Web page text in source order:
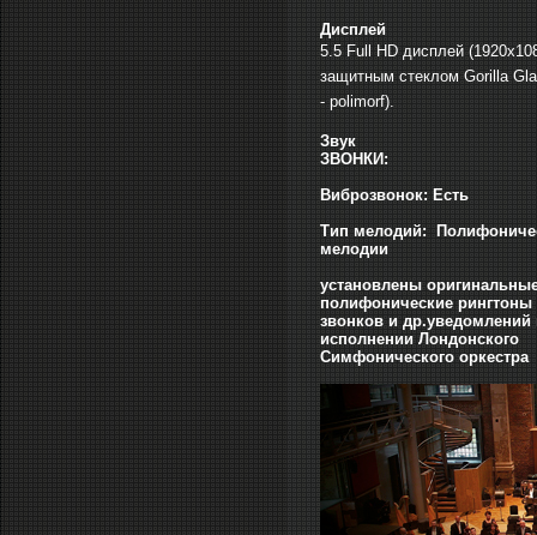
Дисплей
5.5 Full HD дисплей
защитным стеклом Gorilla
- polimorf).
Звук
ЗВОНКИ:
Виброзвонок: Есть
Тип мелодий:
мелодии
установлены
полифонические рингтоны
звонков и др.уведомлений
исполнении Лондонского
Симфонического оркестра